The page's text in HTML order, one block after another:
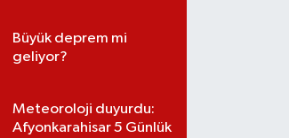
Büyük deprem mi
geliyor?
Meteoroloji duyurdu:
Afyonkarahisar 5 Günlük